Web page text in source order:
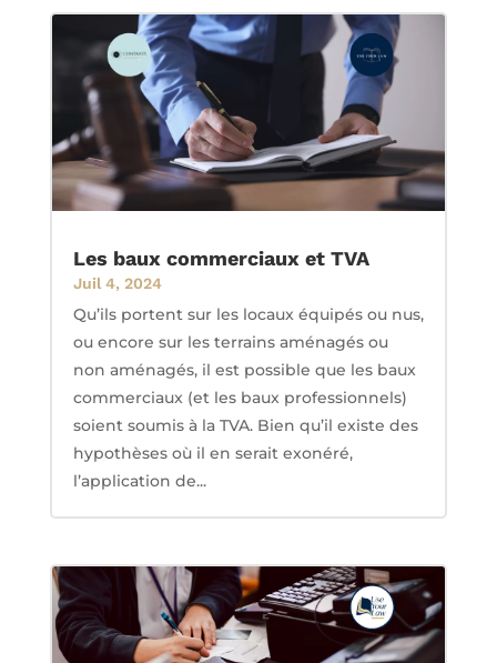
Les baux commerciaux et TVA
Juil 4, 2024
Qu’ils portent sur les locaux équipés ou nus,
ou encore sur les terrains aménagés ou
non aménagés, il est possible que les baux
commerciaux (et les baux professionnels)
soient soumis à la TVA. Bien qu’il existe des
hypothèses où il en serait exonéré,
l’application de...